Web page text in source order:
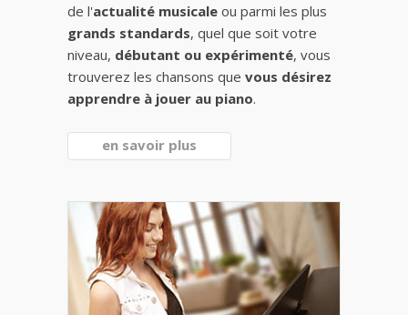
de l'actualité musicale ou parmi les plus
grands standards, quel que soit votre
niveau, débutant ou expérimenté, vous
trouverez les chansons que vous désirez
apprendre à jouer au piano.
en savoir plus